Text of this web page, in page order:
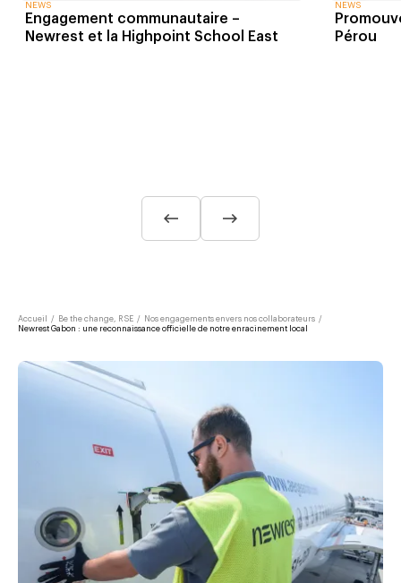
NEWS
Engagement communautaire –
Newrest et la Highpoint School East
NEWS
Pérou
Accueil / Be the change, RSE / Nos engagements envers nos collaborateurs /
Newrest Gabon : une reconnaissance officielle de notre enracinement local